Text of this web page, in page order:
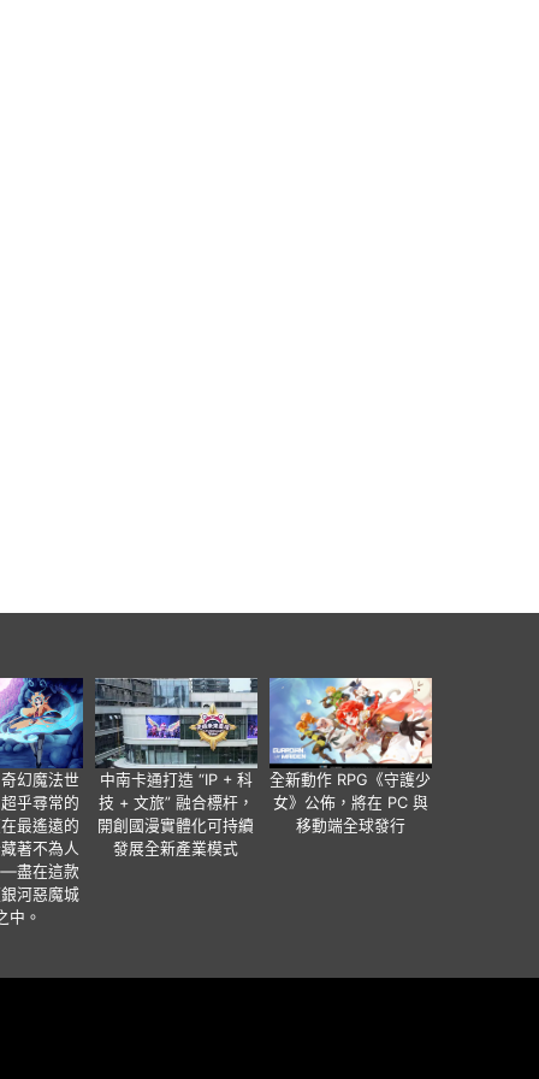
幻魔法世
乎尋常的
最遙遠的
著不為人
盡在這款
河惡魔城
中。
中南卡通打造 “IP + 科
技 + 文旅” 融合標杆，
開創國漫實體化可持續
發展全新產業模式
全新動作 RPG《守護少
女》公佈，將在 PC 與
移動端全球發行